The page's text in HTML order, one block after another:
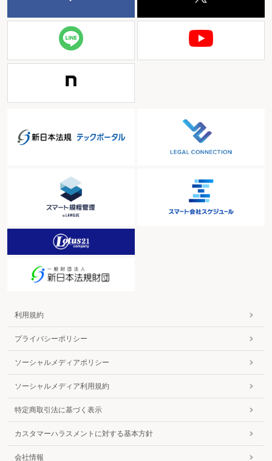
利用規約
プライバシーポリシー
ソーシャルメディアポリシー
ソーシャルメディア利用規約
特定商取引法に基づく表示
カスタマーハラスメントに対する基本方針
会社情報